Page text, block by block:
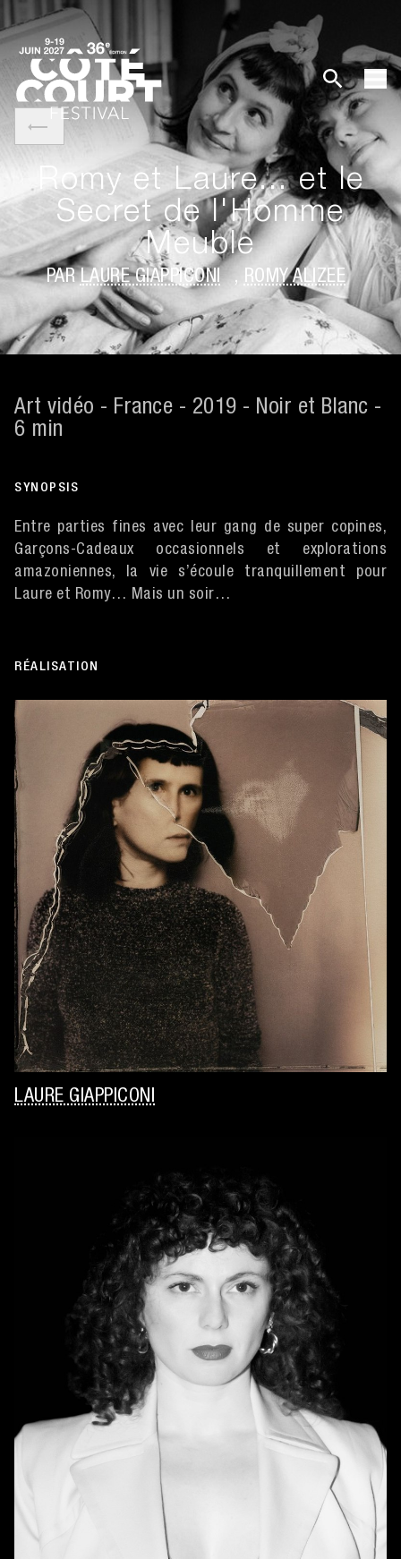
Romy et Laure... et le
Secret de l'Homme
Meuble
PAR LAURE GIAPPICONI , ROMY ALIZÉE
Art vidéo - France - 2019 - Noir et Blanc -
6 min
SYNOPSIS
Entre parties fines avec leur gang de super copines,
Garçons-Cadeaux occasionnels et explorations
amazoniennes, la vie s’écoule tranquillement pour
Laure et Romy… Mais un soir…
RÉALISATION
LAURE GIAPPICONI